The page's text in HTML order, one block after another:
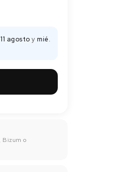
agosto y mié.
Bizum o